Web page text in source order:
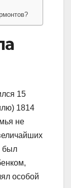
15
1814
не
был
особой